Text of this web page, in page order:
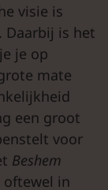
visie is
Daarbij is het
je op
mate
een groot
voor
Beshem
oftewel in